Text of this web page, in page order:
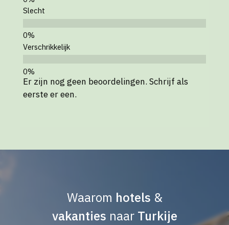
Slecht
Verschrikkelijk
Er zijn nog geen beoordelingen. Schrijf als
eerste er een.
Waarom hotels &
vakanties naar Turkije